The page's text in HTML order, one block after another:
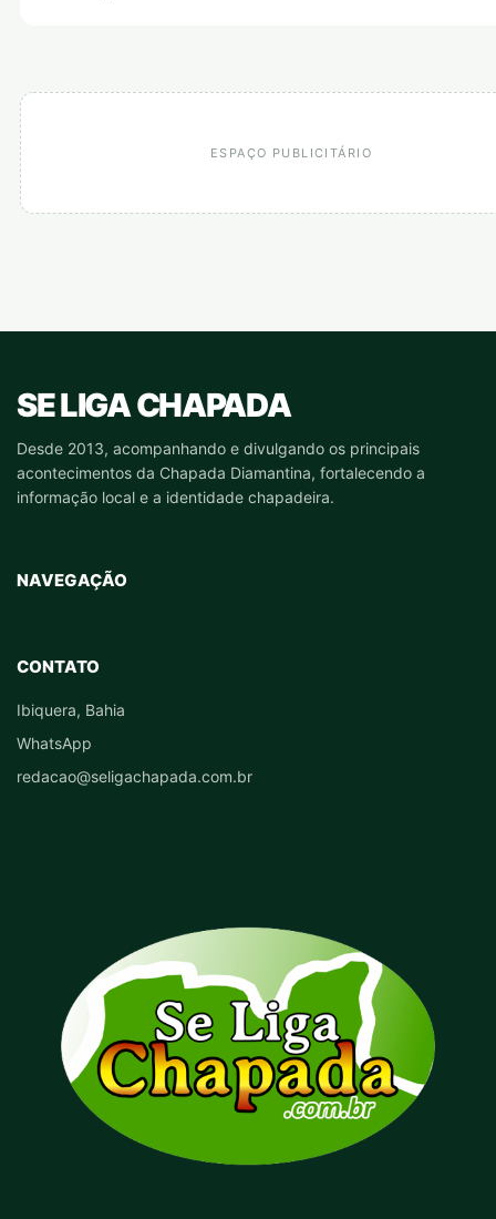
ESPAÇO PUBLICITÁRIO
SE LIGA CHAPADA
Desde 2013, acompanhando e divulgando os principais
acontecimentos da Chapada Diamantina, fortalecendo a
informação local e a identidade chapadeira.
NAVEGAÇÃO
CONTATO
Ibiquera, Bahia
WhatsApp
redacao@seligachapada.com.br